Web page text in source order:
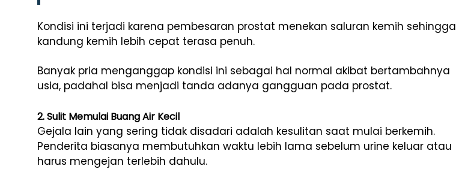
Kondisi ini terjadi karena pembesaran prostat menekan saluran kemih sehingga
kandung kemih lebih cepat terasa penuh.
Banyak pria menganggap kondisi ini sebagai hal normal akibat bertambahnya
usia, padahal bisa menjadi tanda adanya gangguan pada prostat.
2. Sulit Memulai Buang Air Kecil
Gejala lain yang sering tidak disadari adalah kesulitan saat mulai berkemih.
Penderita biasanya membutuhkan waktu lebih lama sebelum urine keluar atau
harus mengejan terlebih dahulu.